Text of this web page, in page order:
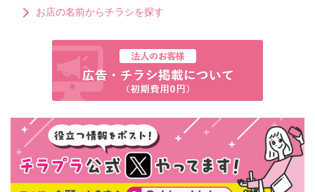
お店の名前からチラシを探す